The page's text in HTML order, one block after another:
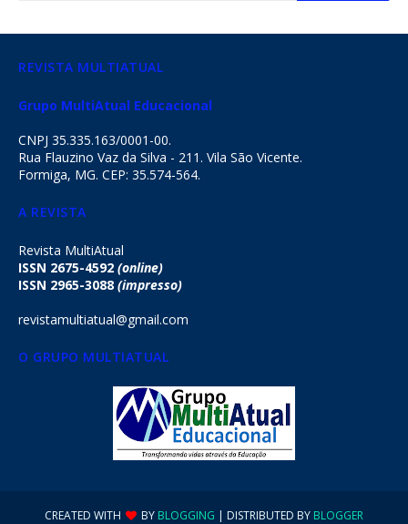
REVISTA MULTIATUAL
Grupo MultiAtual Educacional
CNPJ 35.335.163/0001-00.
Rua Flauzino Vaz da Silva - 211. Vila São Vicente.
Formiga, MG. CEP: 35.574-564.
A REVISTA
Revista MultiAtual
ISSN 2675-4592 (online)
ISSN 2965-3088 (impresso)
revistamultiatual@gmail.com
O GRUPO MULTIATUAL
CREATED WITH BY BLOGGING | DISTRIBUTED BY BLOGGER